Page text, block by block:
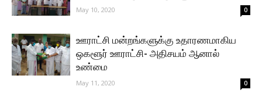
May 10, 2020 0
ஊராட்சி மன்றங்களுக்கு உதாரணமாகிய
ஒகளூர் ஊராட்சி- அதிசயம் ஆனால்
உண்மை
May 11, 2020 0